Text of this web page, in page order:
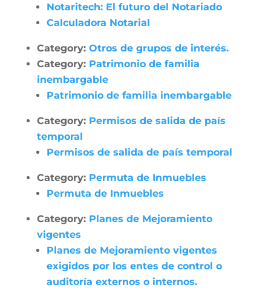
Notaritech: El futuro del Notariado
Calculadora Notarial
Category: Otros de grupos de interés.
Category: Patrimonio de familia
inembargable
Patrimonio de familia inembargable
Category: Permisos de salida de país
temporal
Permisos de salida de país temporal
Category: Permuta de Inmuebles
Permuta de Inmuebles
Category: Planes de Mejoramiento
vigentes
Planes de Mejoramiento vigentes
exigidos por los entes de control o
auditoría externos o internos.